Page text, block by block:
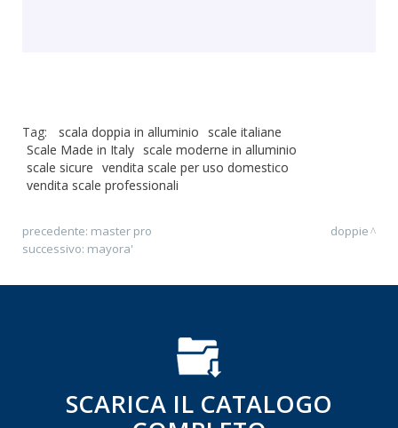
Tag: scala doppia in alluminio scale italiane
Scale Made in Italy scale moderne in alluminio
scale sicure vendita scale per uso domestico
vendita scale professionali
precedente: master pro
successivo: mayora'
doppie
SCARICA IL CATALOGO